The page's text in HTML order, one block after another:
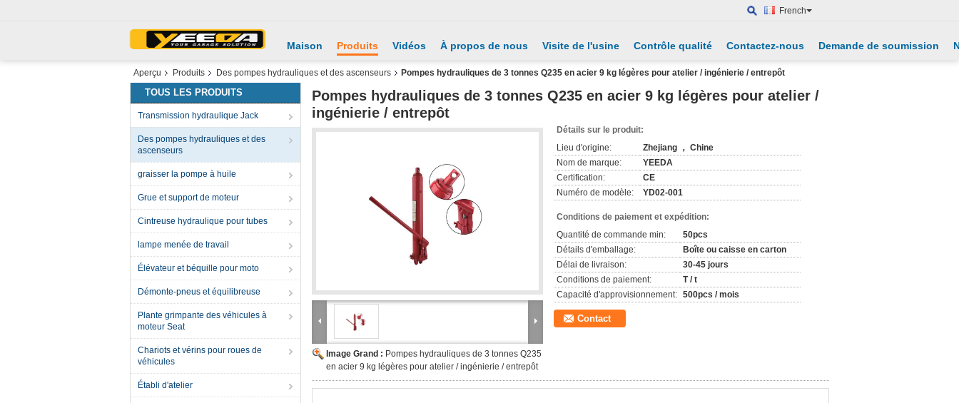
French
Maison Produits Vidéos À propos de nous Visite de l'usine Contrôle qualité Contactez-nous Demande de soumission
Aperçu Produits Des pompes hydrauliques et des ascenseurs Pompes hydrauliques de 3 tonnes Q235 en acier 9 kg légères pour atelier / ingénierie / entrepôt
TOUS LES PRODUITS
Transmission hydraulique Jack
Des pompes hydrauliques et des
ascenseurs
graisser la pompe à huile
Grue et support de moteur
Cintreuse hydraulique pour tubes
lampe menée de travail
Élévateur et béquille pour moto
Démonte-pneus et équilibreuse
Plante grimpante des véhicules à
moteur Seat
Chariots et vérins pour roues de
véhicules
Établi d'atelier
Pompes hydrauliques de 3 tonnes Q235 en acier 9 kg légères pour atelier /
ingénierie / entrepôt
Image Grand : Pompes hydrauliques de 3 tonnes Q235
en acier 9 kg légères pour atelier / ingénierie / entrepôt
Détails sur le produit:
Lieu d'origine:
Zhejiang ， Chine
Nom de marque:
YEEDA
Certification:
CE
Numéro de modèle:
YD02-001
Conditions de paiement et expédition:
Quantité de commande min:
50pcs
Détails d'emballage:
Boîte ou caisse en carton
Délai de livraison:
30-45 jours
Conditions de paiement:
T / t
Capacité d'approvisionnement: 500pcs / mois
Contact